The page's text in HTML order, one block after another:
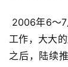
工作，大大
之后，陆续